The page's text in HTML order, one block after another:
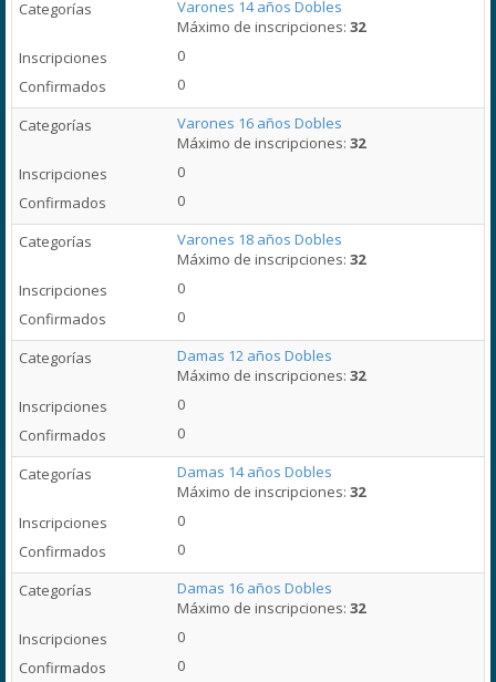
Varones 14 años Dobles
Máximo de inscripciones:32
0
0
Varones 16 años Dobles
Máximo de inscripciones:32
0
0
Varones 18 años Dobles
Máximo de inscripciones:32
0
0
Damas 12 años Dobles
Máximo de inscripciones:32
0
0
Damas 14 años Dobles
Máximo de inscripciones:32
0
0
Damas 16 años Dobles
Máximo de inscripciones:32
0
0